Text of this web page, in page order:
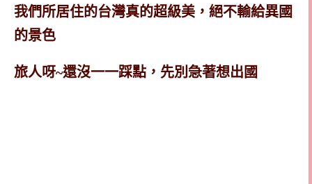
我們所居住的台灣真的超級美，絕不輸給異國
的景色
旅人呀~還沒一一踩點，先別急著想出國